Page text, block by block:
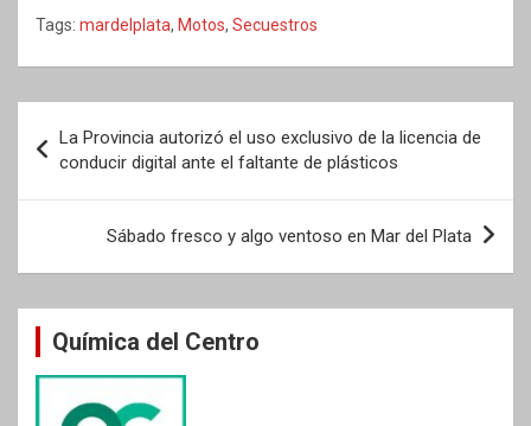
Tags: mardelplata, Motos, Secuestros
de
entradas
La Provincia autorizó el uso exclusivo de la licencia de
conducir digital ante el faltante de plásticos
Sábado fresco y algo ventoso en Mar del Plata
Química del Centro